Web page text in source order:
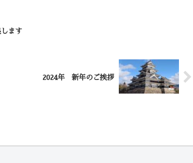
ます
2024年 新年のご挨拶